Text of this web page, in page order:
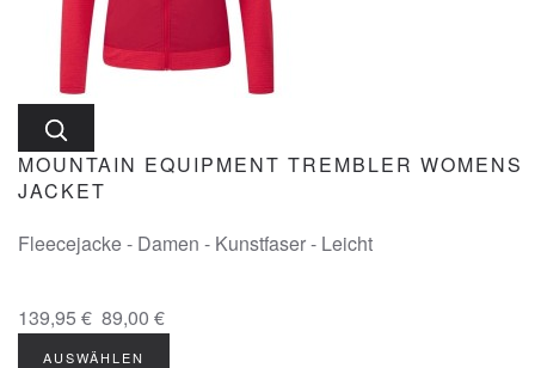
MOUNTAIN EQUIPMENT TREMBLER WOMENS
JACKET
Fleecejacke - Damen - Kunstfaser - Leicht
139,95 € 89,00 €
AUSWÄHLEN